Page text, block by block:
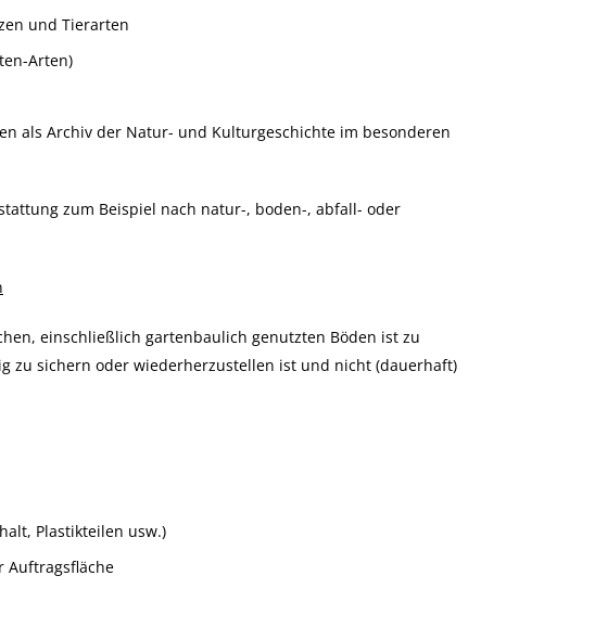
und Tierarten
Arten)
als Archiv der Natur- und Kulturgeschichte im besonderen
zum Beispiel nach natur-, boden-, abfall- oder
einschließlich gartenbaulich genutzten Böden ist zu
zu sichern oder wiederherzustellen ist und nicht (dauerhaft)
Plastikteilen usw.)
Auftragsfläche